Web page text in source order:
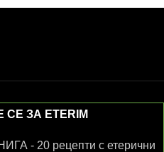
ЗА ETERIM
- 20 рецепти с етерични